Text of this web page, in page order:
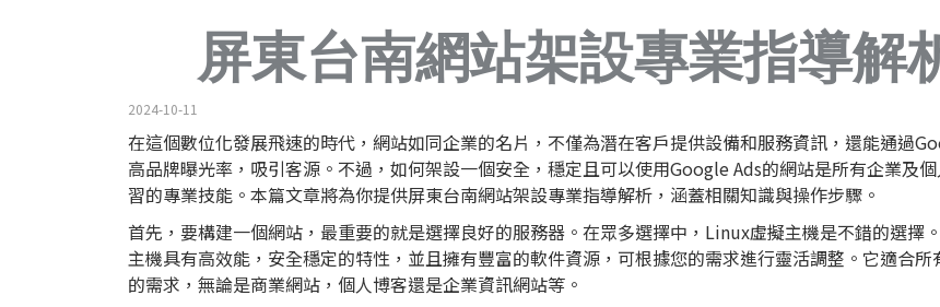
屏東台南網站架設專業指導解
2024-10-11
在這個數位化發展飛速的時代，網站如同企業的名片，不僅為潛在客戶提供設備和服務資訊，還能通過
高品牌曝光率，吸引客源。不過，如何架設一個安全，穩定且可以使用Google Ads的網站是所有企業及
習的專業技能。本篇文章將為你提供屏東台南網站架設專業指導解析，涵蓋相關知識與操作步驟。
首先，要構建一個網站，最重要的就是選擇良好的服務器。在眾多選擇中，Linux虛擬主機是不錯的選擇。
主機具有高效能，安全穩定的特性，並且擁有豐富的軟件資源，可根據您的需求進行靈活調整。它適合所
的需求，無論是商業網站，個人博客還是企業資訊網站等。